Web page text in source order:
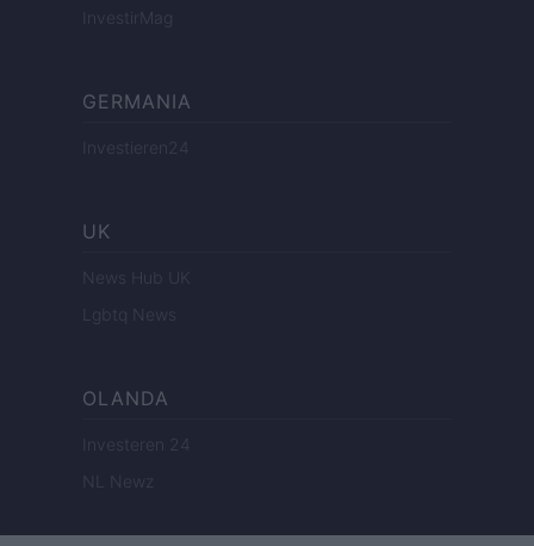
InvestirMag
GERMANIA
Investieren24
UK
News Hub UK
Lgbtq News
OLANDA
Investeren 24
NL Newz